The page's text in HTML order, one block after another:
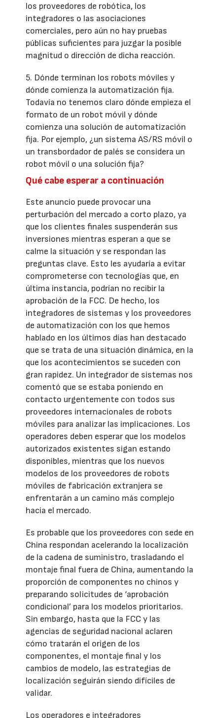
los proveedores de robótica, los
integradores o las asociaciones
comerciales, pero aún no hay pruebas
públicas suficientes para juzgar la posible
magnitud o dirección de dicha reacción.
5. Dónde terminan los robots móviles y
dónde comienza la automatización fija.
Todavía no tenemos claro dónde empieza el
formato de un robot móvil y dónde
comienza una solución de automatización
fija. Por ejemplo, ¿un sistema AS/RS móvil o
un transbordador de palés se considera un
robot móvil o una solución fija?
Qué cabe esperar a continuación
Este anuncio puede provocar una
perturbación del mercado a corto plazo, ya
que los clientes finales suspenderán sus
inversiones mientras esperan a que se
calme la situación y se respondan las
preguntas clave. Esto les ayudaría a evitar
comprometerse con tecnologías que, en
última instancia, podrían no recibir la
aprobación de la FCC. De hecho, los
integradores de sistemas y los proveedores
de automatización con los que hemos
hablado en los últimos días han destacado
que se trata de una situación dinámica, en la
que los acontecimientos se suceden con
gran rapidez. Un integrador de sistemas nos
comentó que se estaba poniendo en
contacto urgentemente con todos sus
proveedores internacionales de robots
móviles para analizar las implicaciones. Los
operadores deben esperar que los modelos
autorizados existentes sigan estando
disponibles, mientras que los nuevos
modelos de los proveedores de robots
móviles de fabricación extranjera se
enfrentarán a un camino más complejo
hacia el mercado.
Es probable que los proveedores con sede en
China respondan acelerando la localización
de la cadena de suministro, trasladando el
montaje final fuera de China, aumentando la
proporción de componentes no chinos y
preparando solicitudes de ‘aprobación
condicional’ para los modelos prioritarios.
Sin embargo, hasta que la FCC y las
agencias de seguridad nacional aclaren
cómo tratarán el origen de los
componentes, el montaje final y los
cambios de modelo, las estrategias de
localización seguirán siendo difíciles de
validar.
Los operadores e integradores